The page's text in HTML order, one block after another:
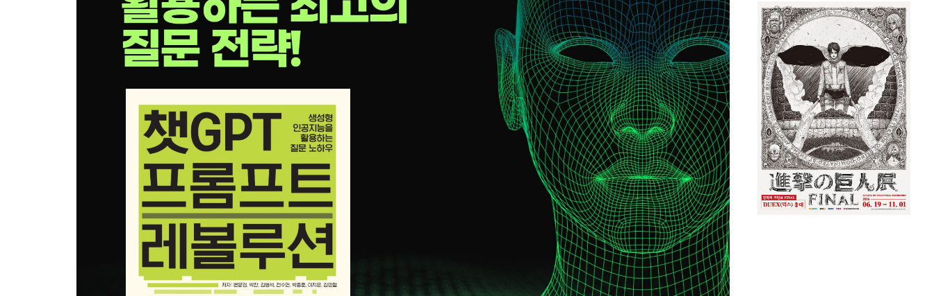
Ⅱ. 대화형 인공지능의 시대, 어떤 프롬프트로 무엇을 할까?
인공지능과 인간의 공존
2. 인공지능에 인공지능을 묻기
3. 인공지능 토의, 토론 주제
챗GPT로 여행 준비하기
1. 인공지능과 여행
2. 챗GPT로 여행 정보 얻기
3. 챗GPT로 여행 계획하기
1. 인공지능 언어 모델 챗GPT
2. 챗GPT로 영어단어 공부하기
3. 챗GPT로 영어 작문하기